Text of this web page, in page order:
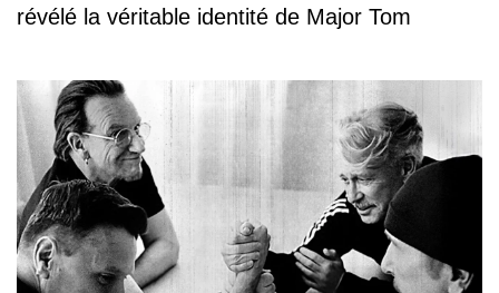
révélé la véritable identité de Major Tom